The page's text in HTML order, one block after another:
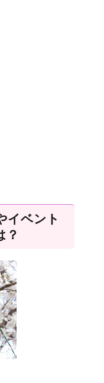
イベント
？